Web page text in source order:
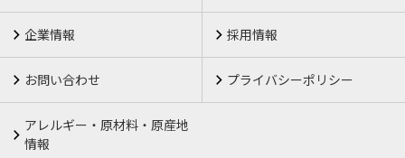
企業情報 採用情報
お問い合わせ プライバシーポリシー
アレルギー・原材料・原産地
情報